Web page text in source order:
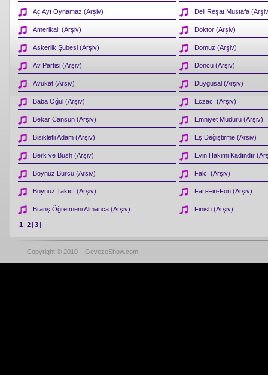
Aç Ayı Oynamaz (Arşiv) Deli Reşat Mustafa
Amerikalı (Arşiv) Doktor (Arşiv)
Askerlik Şubesi (Arşiv) Domuz (Arşiv)
Av Partisi (Arşiv) Doncu (Arşiv)
Avukat (Arşiv) Duygusal (Arşiv)
Baba Oğul (Arşiv) Eczacı (Arşiv)
Bekar Cansun (Arşiv) Emniyet Müdürü (Arşiv)
Bisikletli Adam (Arşiv) Eş Değiştirme (Arşiv)
Berk ve Bush (Arşiv) Evin Hakimi Kadındır
Boynuz Burcu (Arşiv) Falcı (Arşiv)
Boynuz Takıcı (Arşiv) Fan-Fin-Fon (Arşiv)
Branş Öğretmeni Almanca (Arşiv) Finish (Arşiv)
1 | 2 | 3 |
Copyright © 2010 GevezeShow.com